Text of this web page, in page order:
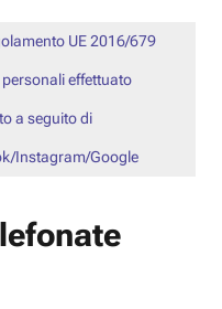
UE 2016/679
personali effettuato
a seguito di
Instagram/Google